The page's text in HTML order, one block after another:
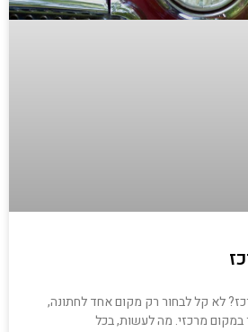
לא קל לבחור רק מקום אחד לחתונה,
מרכזי. מה לעשות, בכל